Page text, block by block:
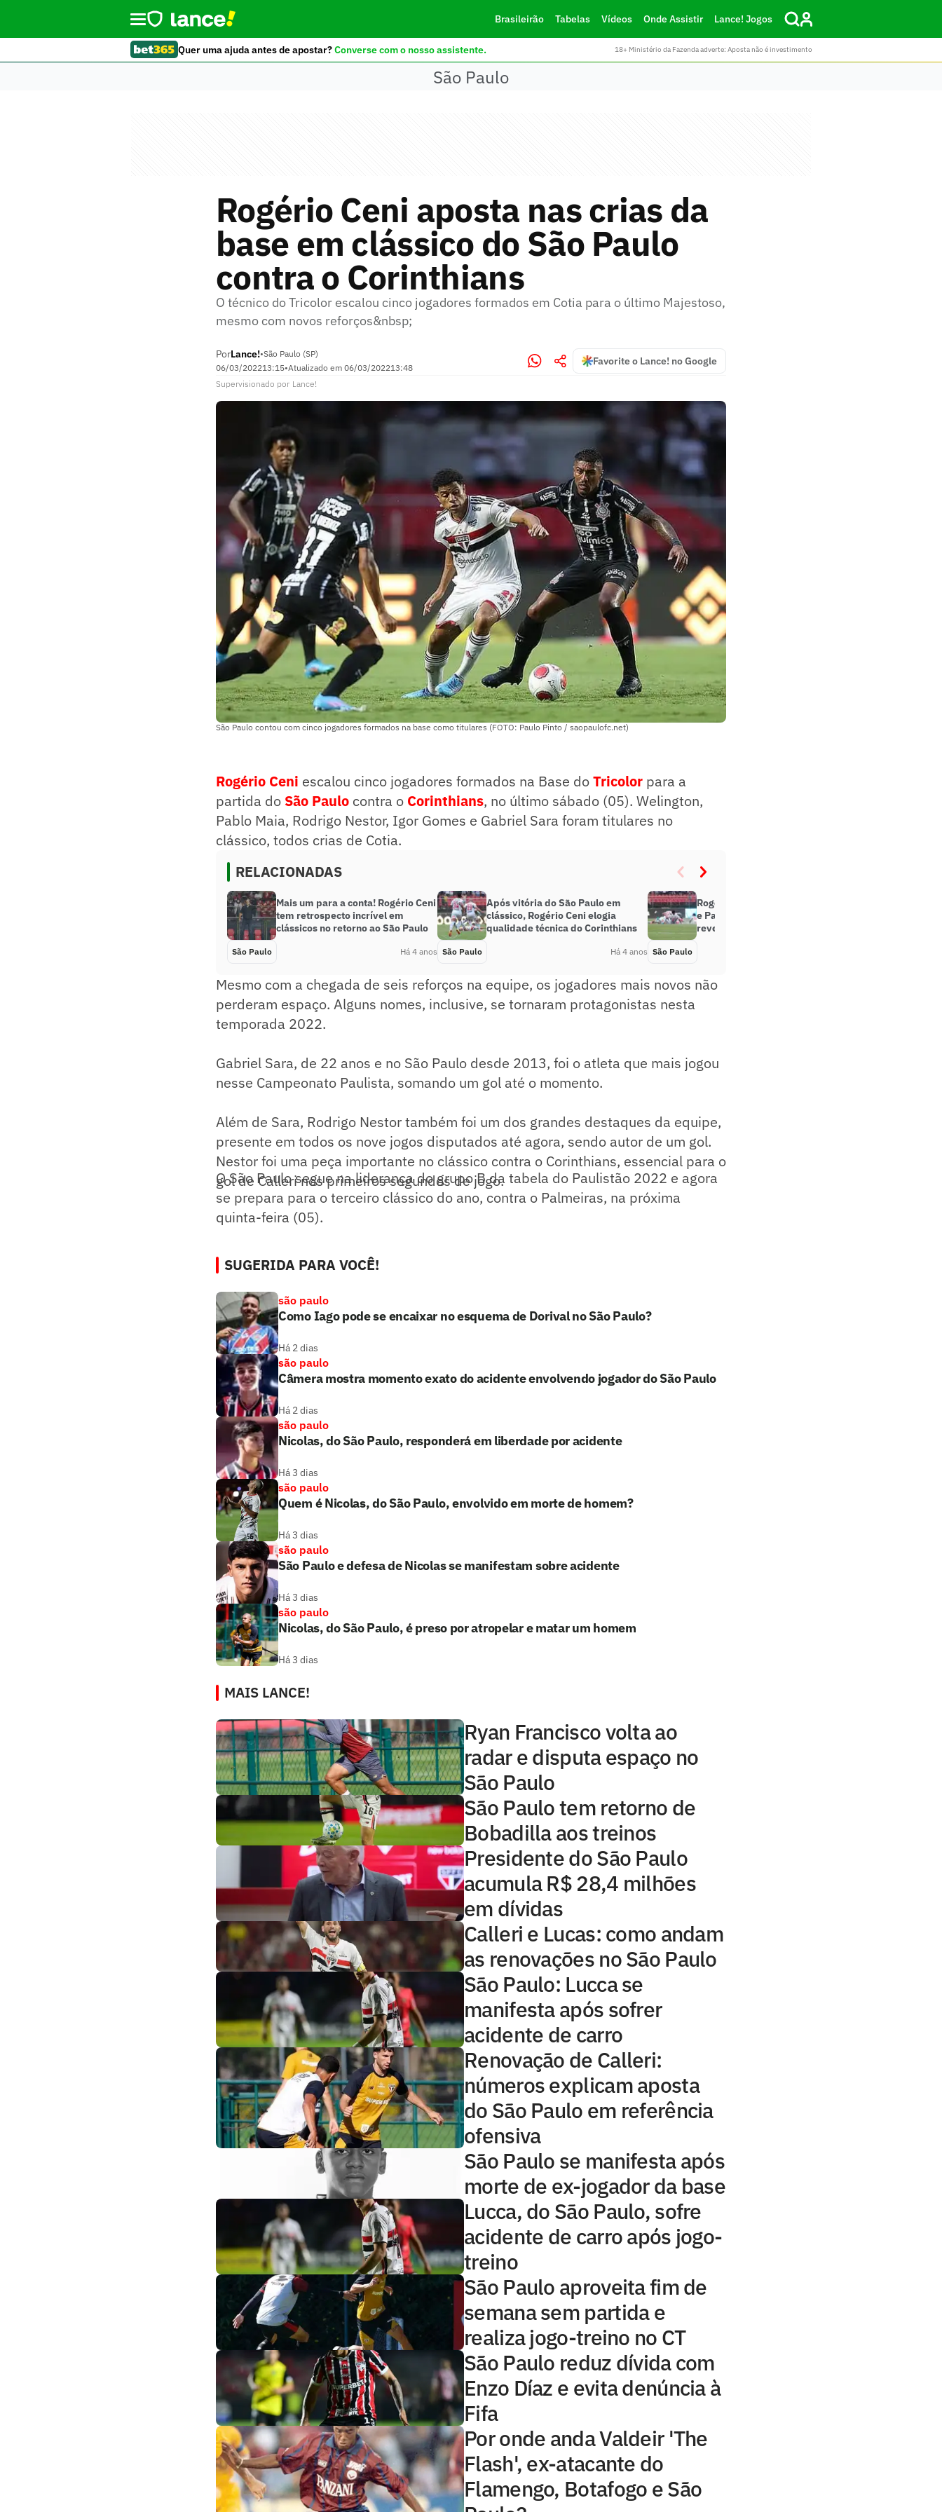
Brasileirão Tabelas Vídeos Onde Assistir Lance! Jogos
Quer uma ajuda antes de apostar?Converse com o nosso assistente. 18+ Ministério da Fazenda adverte: Aposta não é investimento
São Paulo
Rogério Ceni aposta nas crias da
base em clássico do São Paulo
contra o Corinthians
O técnico do Tricolor escalou cinco jogadores formados em Cotia para o último Majestoso,
mesmo com novos reforços&nbsp;
PorLance!•São Paulo (SP)
06/03/202213:15•Atualizado em 06/03/202213:48
Favorite o Lance! no Google
Supervisionado por Lance!
São Paulo contou com cinco jogadores formados na base como titulares (FOTO: Paulo Pinto / saopaulofc.net)
Rogério Ceni escalou cinco jogadores formados na Base doTricolor para a
partida do São Paulo contra o Corinthians, no último sábado (05). Welington,
Pablo Maia, Rodrigo Nestor, Igor Gomes e Gabriel Sara foram titulares no
clássico, todos crias de Cotia.
RELACIONADAS
Mais um para a conta! Rogério Ceni
tem retrospecto incrível em
clássicos no retorno ao São Paulo
São Paulo Há 4 anos
Após vitória do São Paulo em
clássico, Rogério Ceni elogia
qualidade técnica do Corinthians
São Paulo Há 4 anos
Rogério Ceni projeta volta de Luan
e Patrick ao time do São Paulo e
revela pedido de Nikão
São Paulo
Mesmo com a chegada de seis reforços na equipe, os jogadores mais novos não
perderam espaço. Alguns nomes, inclusive, se tornaram protagonistas nesta
temporada 2022.
Gabriel Sara, de 22 anos e no São Paulo desde 2013, foi o atleta que mais jogou
nesse Campeonato Paulista, somando um gol até o momento.
Além de Sara, Rodrigo Nestor também foi um dos grandes destaques da equipe,
presente em todos os nove jogos disputados até agora, sendo autor de um gol.
Nestor foi uma peça importante no clássico contra o Corinthians, essencial para o
gol de Calleri nos primeiros segundos de jogo.
O São Paulo segue na liderança do grupo B da tabela do Paulistão 2022 e agora
se prepara para o terceiro clássico do ano, contra o Palmeiras, na próxima
quinta-feira (05).
SUGERIDA PARA VOCÊ!
são paulo
Como Iago pode se encaixar no esquema de Dorival no São Paulo?
Há 2 dias
são paulo
Câmera mostra momento exato do acidente envolvendo jogador do São Paulo
Há 2 dias
são paulo
Nicolas, do São Paulo, responderá em liberdade por acidente
Há 3 dias
são paulo
Quem é Nicolas, do São Paulo, envolvido em morte de homem?
Há 3 dias
são paulo
São Paulo e defesa de Nicolas se manifestam sobre acidente
Há 3 dias
são paulo
Nicolas, do São Paulo, é preso por atropelar e matar um homem
Há 3 dias
MAIS LANCE!
Ryan Francisco volta ao
radar e disputa espaço no
São Paulo
São Paulo tem retorno de
Bobadilla aos treinos
Presidente do São Paulo
acumula R$ 28,4 milhões
em dívidas
Calleri e Lucas: como andam
as renovações no São Paulo
São Paulo: Lucca se
manifesta após sofrer
acidente de carro
Renovação de Calleri:
números explicam aposta
do São Paulo em referência
ofensiva
São Paulo se manifesta após
morte de ex-jogador da base
Lucca, do São Paulo, sofre
acidente de carro após jogo-
treino
São Paulo aproveita fim de
semana sem partida e
realiza jogo-treino no CT
São Paulo reduz dívida com
Enzo Díaz e evita denúncia à
Fifa
Por onde anda Valdeir 'The
Flash', ex-atacante do
Flamengo, Botafogo e São